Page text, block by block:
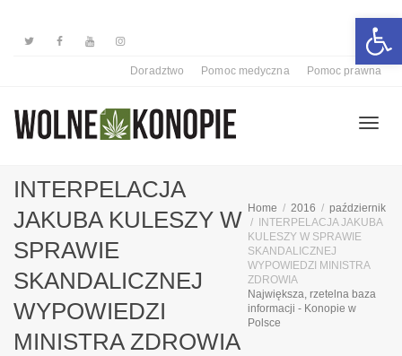
Doradztwo Pomoc medyczna Pomoc prawna
INTERPELACJA
JAKUBA KULESZY W
SPRAWIE
SKANDALICZNEJ
WYPOWIEDZI
MINISTRA ZDROWIA
Home 2016
październik
INTERPELACJA JAKUBA
KULESZY W SPRAWIE
SKANDALICZNEJ
WYPOWIEDZI MINISTRA
ZDROWIA
Największa, rzetelna baza
informacji - Konopie w
Polsce